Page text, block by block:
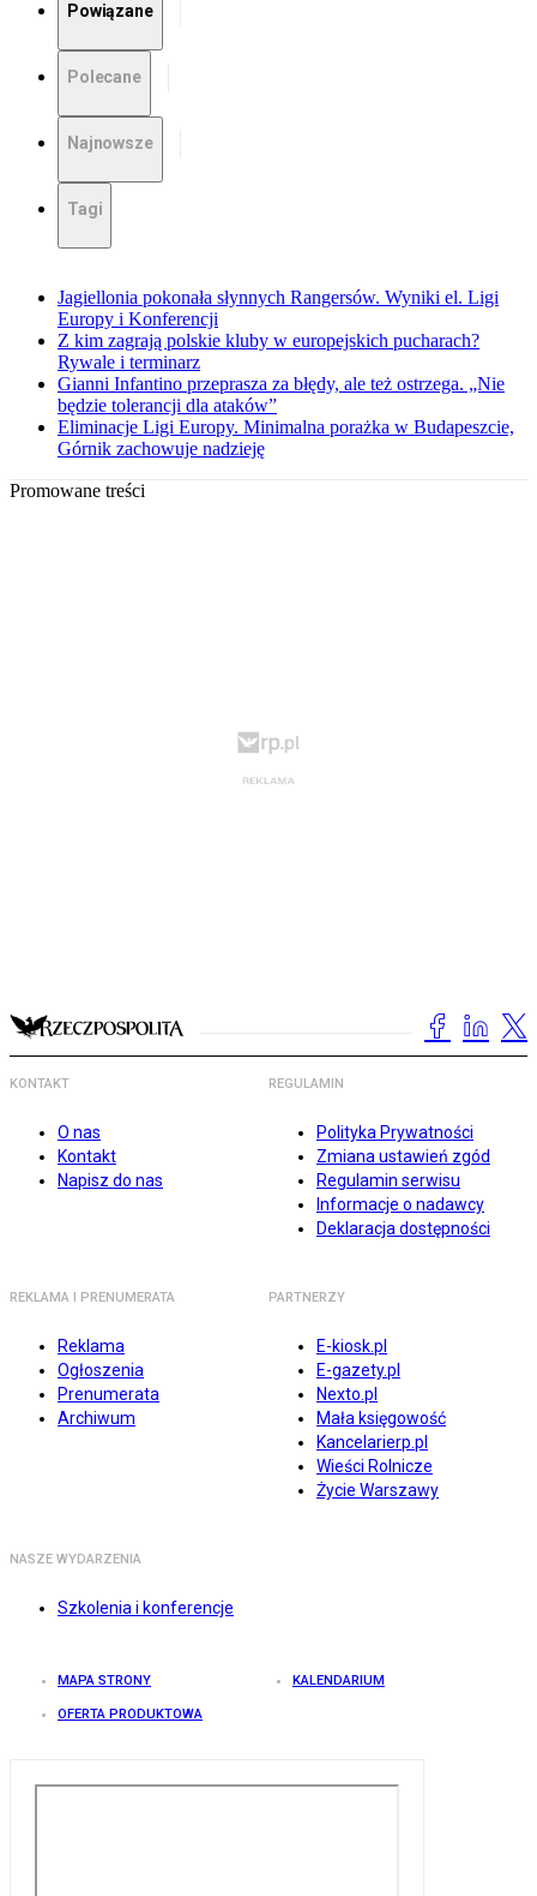
Powiązane
Polecane
Najnowsze
Tagi
Jagiellonia pokonała słynnych Rangersów. Wyniki el. Ligi
Europy i Konferencji
Z kim zagrają polskie kluby w europejskich pucharach?
Rywale i terminarz
Gianni Infantino przeprasza za błędy, ale też ostrzega. „Nie
będzie tolerancji dla ataków”
Eliminacje Ligi Europy. Minimalna porażka w Budapeszcie,
Górnik zachowuje nadzieję
Promowane treści
KONTAKT
O nas
Kontakt
Napisz do nas
REGULAMIN
Polityka Prywatności
Zmiana ustawień zgód
Regulamin serwisu
Informacje o nadawcy
Deklaracja dostępności
REKLAMA I PRENUMERATA
Reklama
Ogłoszenia
Prenumerata
Archiwum
PARTNERZY
E-kiosk.pl
E-gazety.pl
Nexto.pl
Mała księgowość
Kancelarierp.pl
Wieści Rolnicze
Życie Warszawy
NASZE WYDARZENIA
Szkolenia i konferencje
MAPA STRONY KALENDARIUM
OFERTA PRODUKTOWA